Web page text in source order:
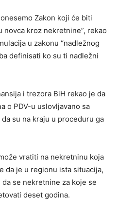
Zakon koji će biti
kroz nekretnine”, rekao
u zakonu “nadležnog
definisati ko su ti nadležni
i trezora BiH rekao je da
o PDV-u uslovljavano sa
su na kraju u proceduru ga
vratiti na nekretninu koja
da je u regionu ista situacija,
se nekretnine za koje se
deset godina.